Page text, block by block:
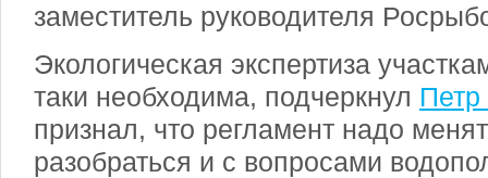
заместитель руководителя
Экологическая экспертиза
таки необходима, подчеркнул Петр
признал, что регламент надо
разобраться и с вопросами